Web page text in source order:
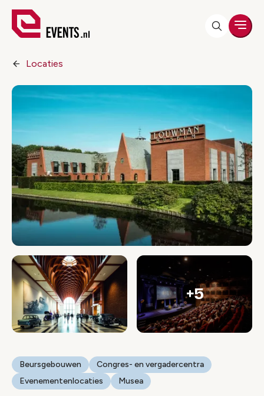
Locaties
+5
Beursgebouwen
Congres- en vergadercentra
Evenementenlocaties
Musea